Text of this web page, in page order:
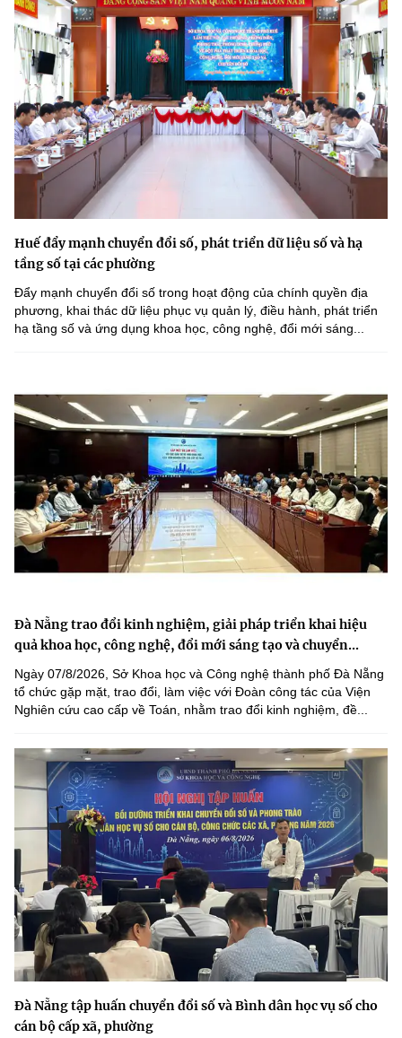
Huế đẩy mạnh chuyển đổi số, phát triển dữ liệu số và hạ
tầng số tại các phường
Đẩy mạnh chuyển đổi số trong hoạt động của chính quyền địa
phương, khai thác dữ liệu phục vụ quản lý, điều hành, phát triển
hạ tầng số và ứng dụng khoa học, công nghệ, đổi mới sáng...
Đà Nẵng trao đổi kinh nghiệm, giải pháp triển khai hiệu
quả khoa học, công nghệ, đổi mới sáng tạo và chuyển...
Ngày 07/8/2026, Sở Khoa học và Công nghệ thành phố Đà Nẵng
tổ chức gặp mặt, trao đổi, làm việc với Đoàn công tác của Viện
Nghiên cứu cao cấp về Toán, nhằm trao đổi kinh nghiệm, đề...
Đà Nẵng tập huấn chuyển đổi số và Bình dân học vụ số cho
cán bộ cấp xã, phường